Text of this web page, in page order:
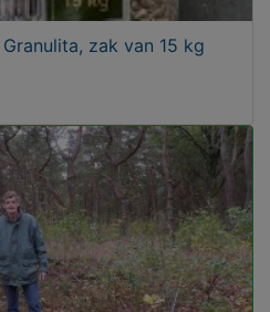
zak van 15 kg